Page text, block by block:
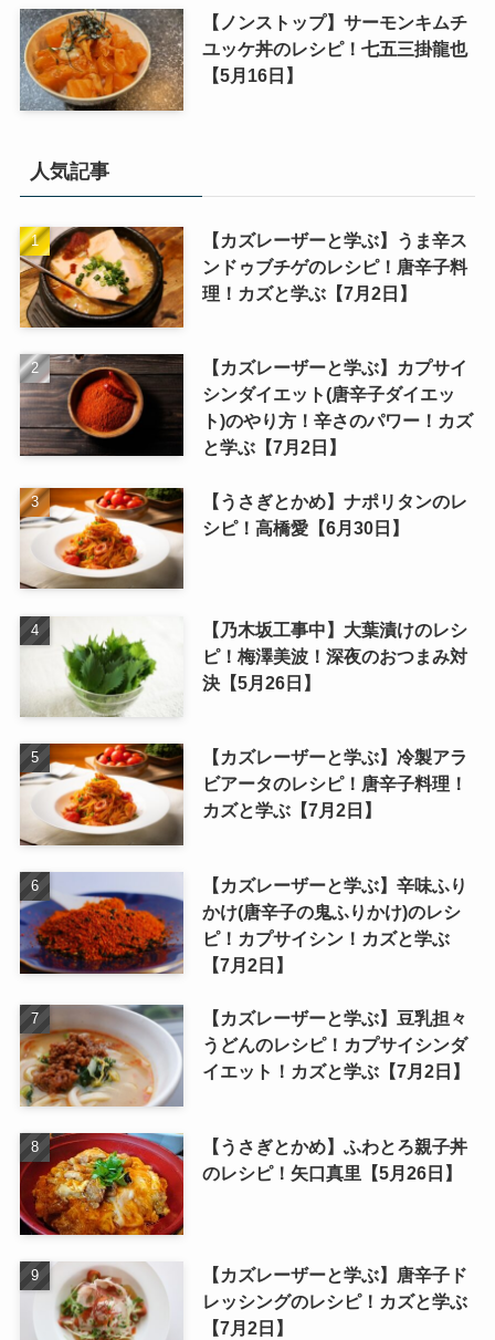
【ノンストップ】サーモンキムチ
ユッケ丼のレシピ！七五三掛龍也
【5月16日】
人気記事
【カズレーザーと学ぶ】うま辛ス
ンドゥブチゲのレシピ！唐辛子料
理！カズと学ぶ【7月2日】
【カズレーザーと学ぶ】カプサイ
シンダイエット(唐辛子ダイエッ
ト)のやり方！辛さのパワー！カズ
と学ぶ【7月2日】
【うさぎとかめ】ナポリタンのレ
シピ！高橋愛【6月30日】
【乃木坂工事中】大葉漬けのレシ
ピ！梅澤美波！深夜のおつまみ対
決【5月26日】
【カズレーザーと学ぶ】冷製アラ
ビアータのレシピ！唐辛子料理！
カズと学ぶ【7月2日】
【カズレーザーと学ぶ】辛味ふり
かけ(唐辛子の鬼ふりかけ)のレシ
ピ！カプサイシン！カズと学ぶ
【7月2日】
【カズレーザーと学ぶ】豆乳担々
うどんのレシピ！カプサイシンダ
イエット！カズと学ぶ【7月2日】
【うさぎとかめ】ふわとろ親子丼
のレシピ！矢口真里【5月26日】
【カズレーザーと学ぶ】唐辛子ド
レッシングのレシピ！カズと学ぶ
【7月2日】